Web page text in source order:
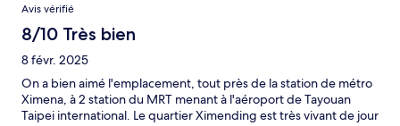
Avis vérifié
8/10 Très bien
8 févr. 2025
On a bien aimé l'emplacement, tout près de la station de métro
Ximena, à 2 station du MRT menant à l'aéroport de Tayouan
Taipei international. Le quartier Ximending est très vivant de jour